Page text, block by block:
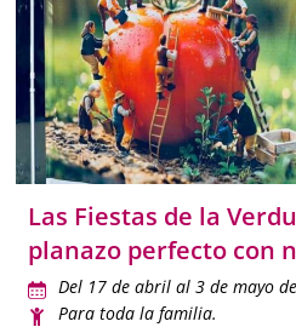
Las Fiestas de la
planazo perfecto con
Del 17 de abril al 3 de mayo
Para toda la familia.